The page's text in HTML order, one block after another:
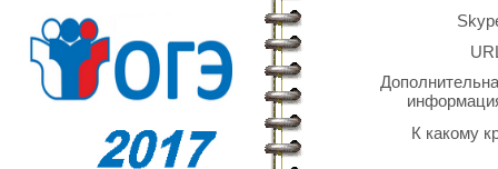
К какому